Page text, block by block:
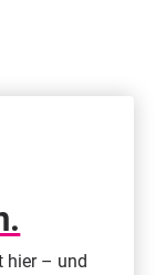
hier – und